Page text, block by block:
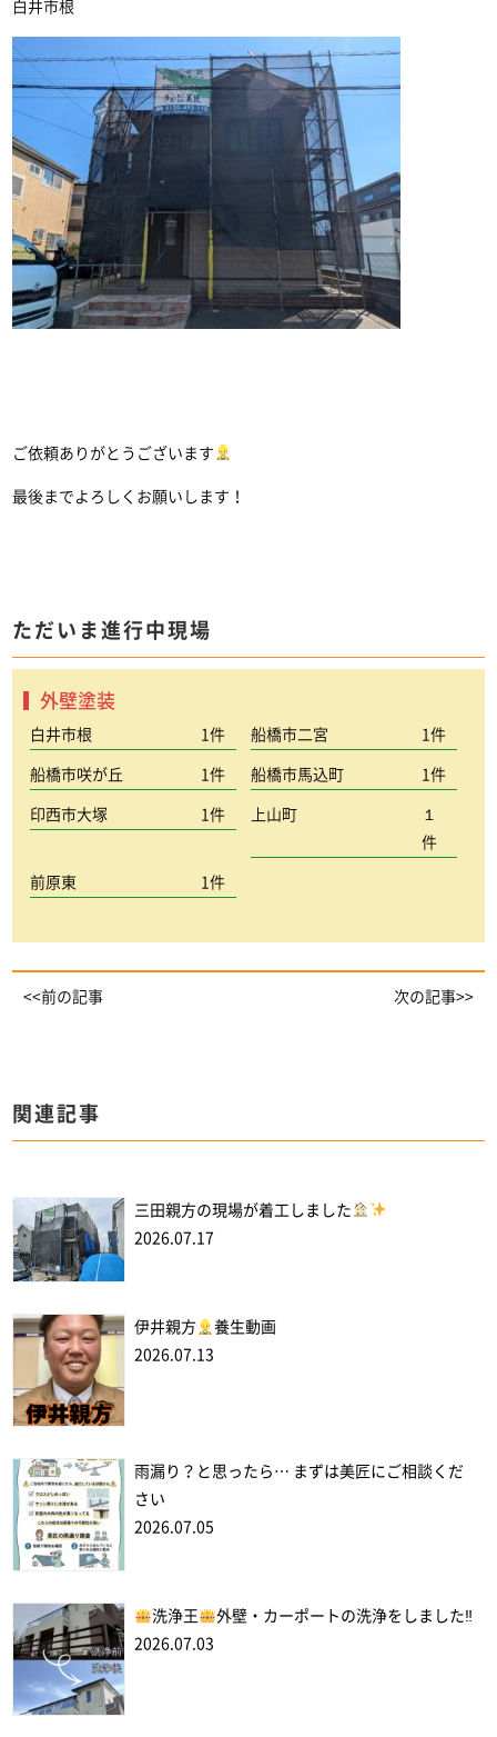
白井市根
ご依頼ありがとうございます
最後までよろしくお願いします！
ただいま進行中現場
外壁塗装
白井市根 1件 船橋市二宮 1件
船橋市咲が丘 1件 船橋市馬込町 1件
印西市大塚 1件 上山町
１
件
前原東 1件
<<前の記事 次の記事>>
関連記事
三田親方の現場が着工しました
2026.07.17
伊井親方
養生動画
2026.07.13
雨漏り？と思ったら… まずは美匠にご相談くだ
さい
2026.07.05
洗浄王
外壁・カーポートの洗浄をしました‼
2026.07.03